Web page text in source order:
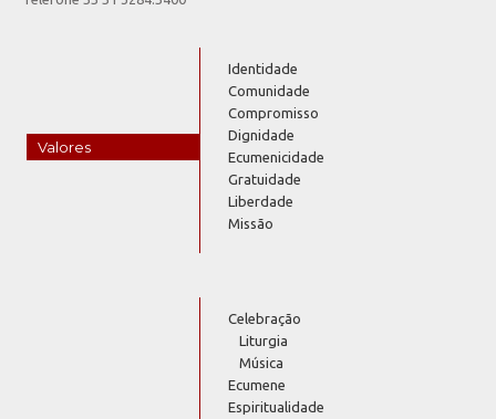
Valores
Identidade
Comunidade
Compromisso
Dignidade
Ecumenicidade
Gratuidade
Liberdade
Missão
Celebração
Liturgia
Música
Ecumene
Espiritualidade